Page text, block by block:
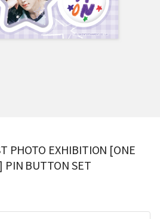
PHOTO EXHIBITION [ONE
PIN BUTTON SET